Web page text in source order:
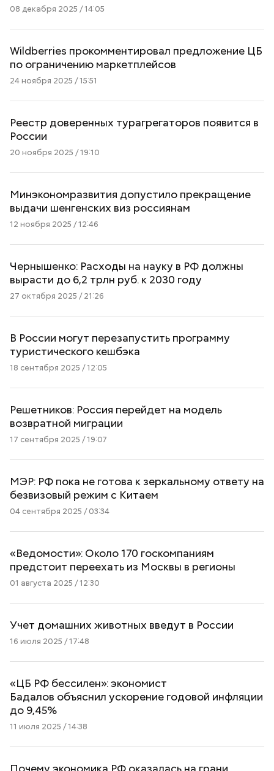
08 декабря 2025 / 14:05
Wildberries прокомментировал предложение ЦБ
по ограничению маркетплейсов
24 ноября 2025 / 15:51
Реестр доверенных турагрегаторов появится в
России
20 ноября 2025 / 19:10
Минэкономразвития допустило прекращение
выдачи шенгенских виз россиянам
12 ноября 2025 / 12:46
Чернышенко: Расходы на науку в РФ должны
вырасти до 6,2 трлн руб. к 2030 году
27 октября 2025 / 21:26
В России могут перезапустить программу
туристического кешбэка
18 сентября 2025 / 12:05
Решетников: Россия перейдет на модель
возвратной миграции
17 сентября 2025 / 19:07
МЭР: РФ пока не готова к зеркальному ответу на
безвизовый режим с Китаем
04 сентября 2025 / 03:34
«Ведомости»: Около 170 госкомпаниям
предстоит переехать из Москвы в регионы
01 августа 2025 / 12:30
Учет домашних животных введут в России
16 июля 2025 / 17:48
«ЦБ РФ бессилен»: экономист
Бадалов объяснил ускорение годовой инфляции
до 9,45%
11 июля 2025 / 14:38